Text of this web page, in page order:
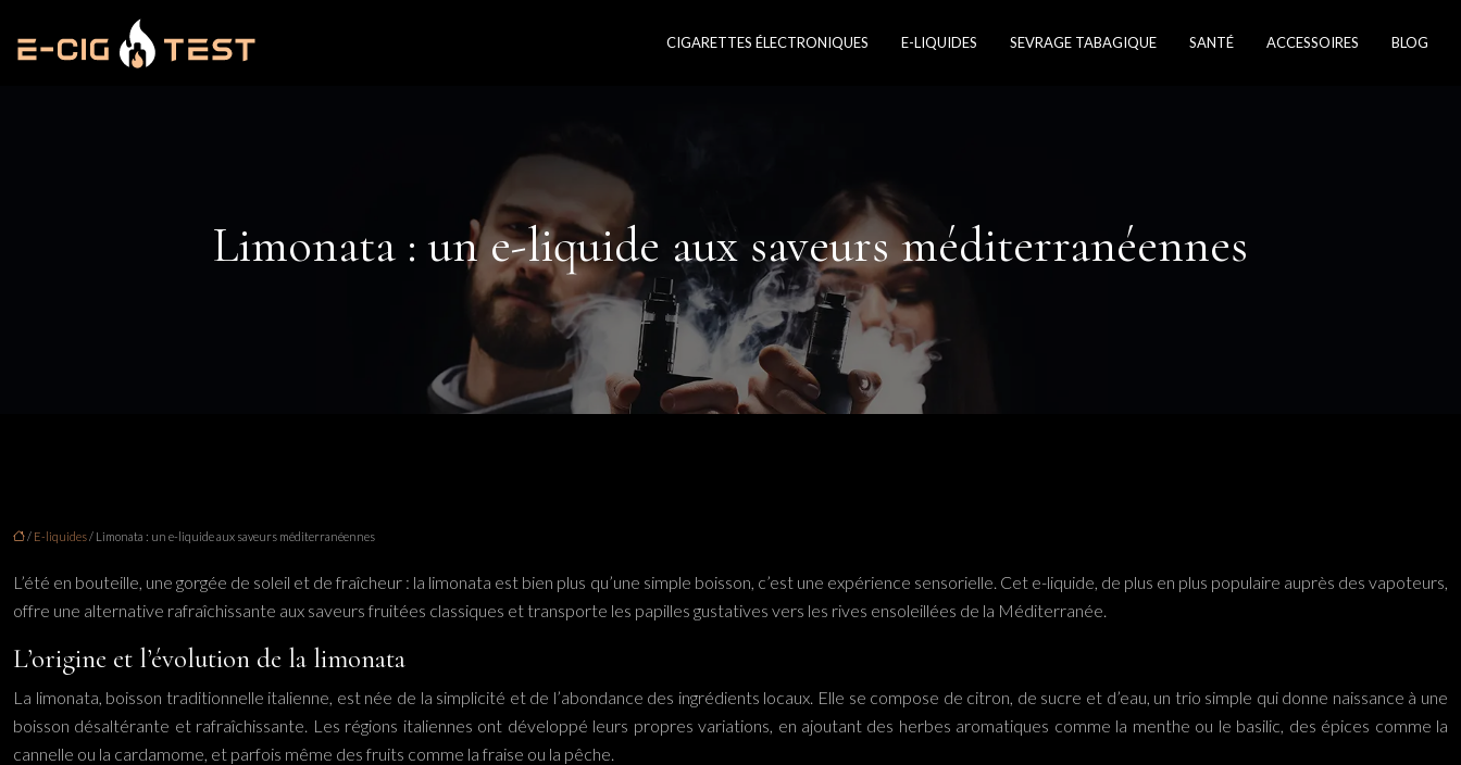
CIGARETTES ÉLECTRONIQUES E-LIQUIDES SEVRAGE TABAGIQUE SANTÉ ACCESSOIRES BLOG
Limonata : un e-liquide aux saveurs méditerranéennes
/ E-liquides/ Limonata : un e-liquide aux saveurs méditerranéennes
L’été en bouteille, une gorgée de soleil et de fraîcheur : la limonata est bien plus qu’une simple boisson, c’est une expérience sensorielle. Cet e-liquide, de plus en plus populaire auprès des vapoteurs,
offre une alternative rafraîchissante aux saveurs fruitées classiques et transporte les papilles gustatives vers les rives ensoleillées de la Méditerranée.
L’origine et l’évolution de la limonata
La limonata, boisson traditionnelle italienne, est née de la simplicité et de l’abondance des ingrédients locaux. Elle se compose de citron, de sucre et d’eau, un trio simple qui donne naissance à une
boisson désaltérante et rafraîchissante. Les régions italiennes ont développé leurs propres variations, en ajoutant des herbes aromatiques comme la menthe ou le basilic, des épices comme la
cannelle ou la cardamome, et parfois même des fruits comme la fraise ou la pêche.